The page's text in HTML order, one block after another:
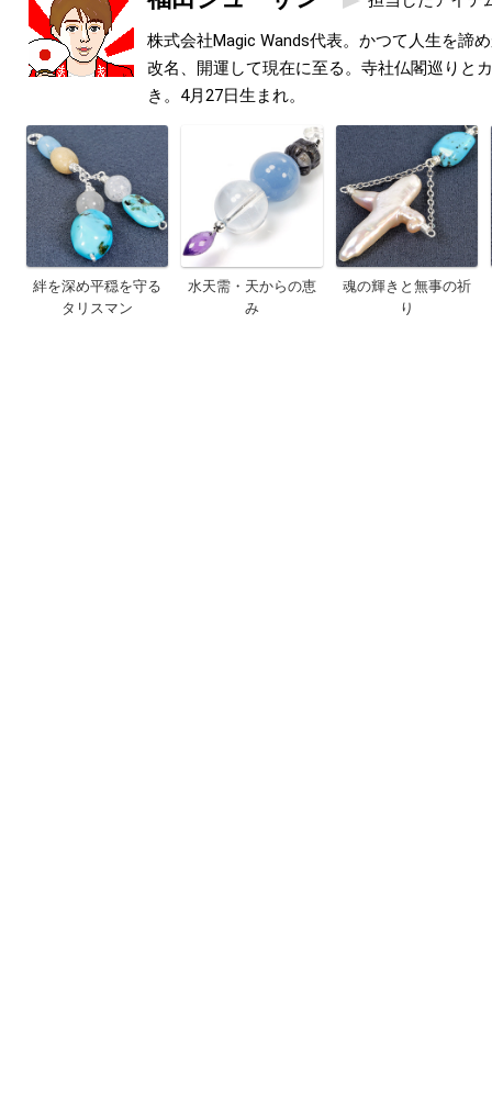
株式会社Magic Wands代表。かつて人生を諦
改名、開運して現在に至る。寺社仏閣巡りと
き。4月27日生まれ。
絆を深め平穏を守る
タリスマン
水天需・天からの恵
み
魂の輝きと無事の祈
り